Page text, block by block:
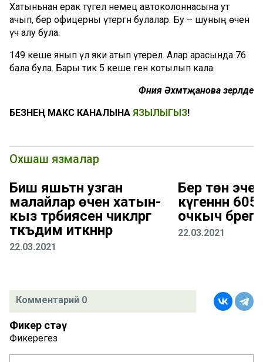
Хатыньнан ерак түгел немец автоколоннасына ут
ачып, бер офицерны үтергән булалар. Бу – шуның өчен
үч алу була.
149 кеше янып үлә яки атып үтерелә. Алар арасында 76
бала була. Бары тик 5 кеше генә котылып кала.
Фәния Әхмәтҗанова әзерләде
БЕЗНЕҢ МАКС КАНАЛЫНА ЯЗЫЛЫГЫЗ!
Охшаш язмалар
Биш яшьтән узган
малайлар өчен хатын-
кыз тәрбиясен чикләргә
тәкъдим иткәннәр
22.03.2021
Бер төн
күгеннән
очкыч бәреп
22.03.2021
Комментарий 0
Фикер өстәү
Фикерегез